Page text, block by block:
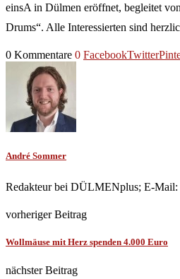
einsA in Dülmen eröffnet, begleitet
Drums“. Alle Interessierten sind
0 Kommentare 0 FacebookTwitter
André Sommer
Redakteur bei DÜLMENplus; E-Mail:
vorheriger Beitrag
Wollmäuse mit Herz spenden 4.000 Euro
nächster Beitrag